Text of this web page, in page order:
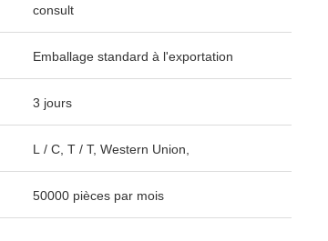
consult
Emballage standard à l'exportation
3 jours
L / C, T / T, Western Union,
50000 pièces par mois